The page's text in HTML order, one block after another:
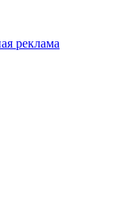
реклама